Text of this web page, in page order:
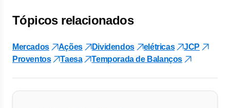
Tópicos relacionados
Mercados Ações Dividendos elétricas
JCP
Proventos
Taesa Temporada de Balanços